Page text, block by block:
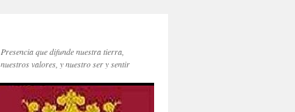
Presencia que difunde nuestra tierra,
nuestros valores, y nuestro ser y sentir